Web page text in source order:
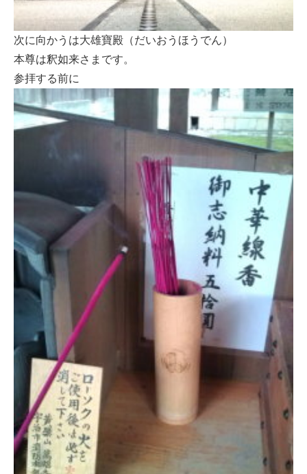
次に向かうは大雄寶殿（だいおうほうでん）
本尊は釈如来さまです。
参拝する前に